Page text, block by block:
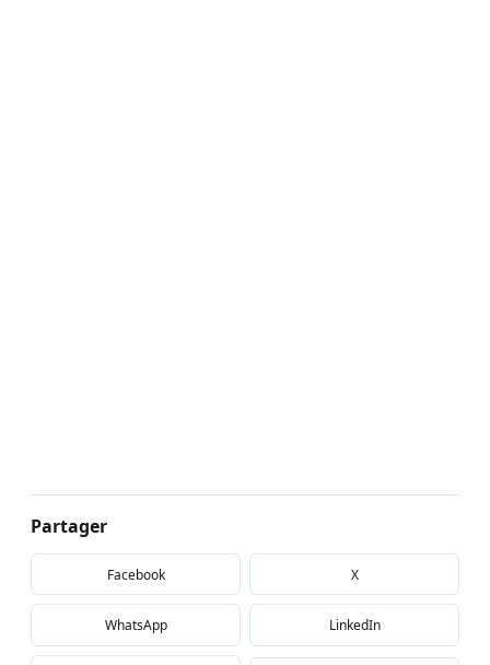
Partager
Facebook X
WhatsApp LinkedIn